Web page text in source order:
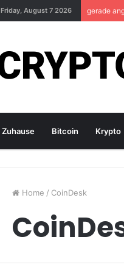
Friday, August 7 2026 gerade
Zuhause Bitcoin Krypto
Home / CoinDesk